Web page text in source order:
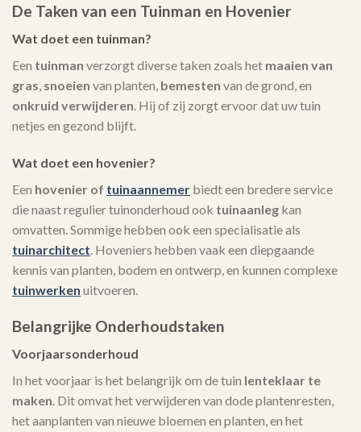
De Taken van een Tuinman en Hovenier
Wat doet een tuinman?
Een tuinman verzorgt diverse taken zoals het maaien van
gras, snoeien van planten, bemesten van de grond, en
onkruid verwijderen. Hij of zij zorgt ervoor dat uw tuin
netjes en gezond blijft.
Wat doet een hovenier?
Een hovenier of tuinaannemer biedt een bredere service
die naast regulier tuinonderhoud ook tuinaanleg kan
omvatten. Sommige hebben ook een specialisatie als
tuinarchitect. Hoveniers hebben vaak een diepgaande
kennis van planten, bodem en ontwerp, en kunnen complexe
tuinwerken uitvoeren.
Belangrijke Onderhoudstaken
Voorjaarsonderhoud
In het voorjaar is het belangrijk om de tuin lenteklaar te
maken. Dit omvat het verwijderen van dode plantenresten,
het aanplanten van nieuwe bloemen en planten, en het